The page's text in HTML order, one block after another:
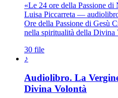
«Le 24 ore della Passione
Luisa Piccarreta —
Ore della Passione di Gesù
nella spiritualità della Divina
30 file
♪
Audiolibro. La
Divina Volontà